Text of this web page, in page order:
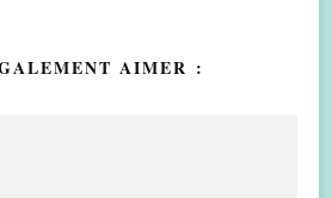
AIMER :